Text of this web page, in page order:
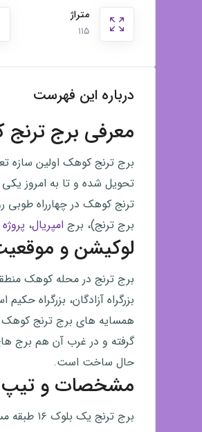
متراژ
۱۱۵
درباره این فهرست
معرفی برج
ترنج کوهک در چهارراه
برج ترنج)، برج امپریال،
لوکیشن و
بزرگراه آزادگان، بزرگراه
همسایه های برج ترنج
حال ساخت است.
مشخصات و تیپ